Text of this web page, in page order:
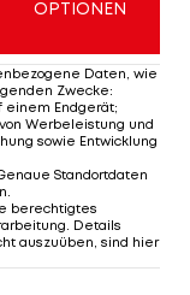
OPTIONEN
Daten, wie
Zwecke:
einem Endgerät;
Werbeleistung und
sowie Entwicklung
Standortdaten
.
berechtigtes
Details
auszuüben, sind hier